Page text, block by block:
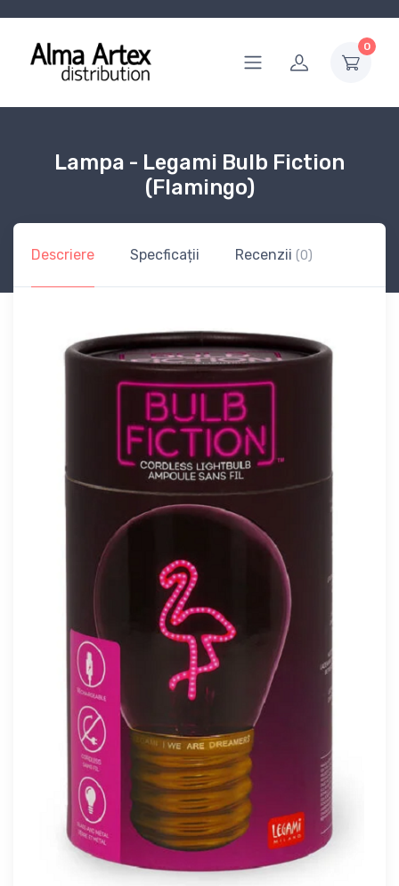
0
Lampa - Legami Bulb Fiction
(Flamingo)
Descriere Specficații Recenzii (0)